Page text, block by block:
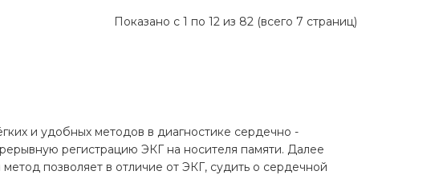
Показано с 1 по 12 из 82 (всего 7 страниц)
и удобных методов в диагностике сердечно -
регистрацию ЭКГ на носителя памяти. Далее
позволяет в отличие от ЭКГ, судить о сердечной